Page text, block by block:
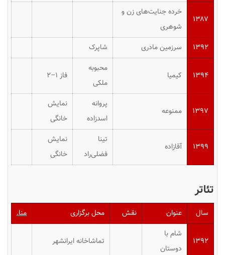
۱۳۸۷
خرده جنایت‌های زن و
شوهری
۱۳۹۲
سرزمین مادری شاپرک
۱۳۹۴ کیمیا
محبوبه
ملکی
فاز ۱–۲
۱۳۹۷ ممنوعه
پروانه
اسدزاده
نمایش
خانگی
۱۳۹۹ آقازاده
تینا
فضلی‌راد
نمایش
خانگی
تئاتر
سال عنوان نقش محل برگزاری منا.
۱۳۹۲
شام با
دوستان
تماشاخانه ایرانشهر